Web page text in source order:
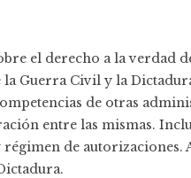
el derecho a la verdad
la Guerra Civil y la
de otras
entre las mismas.
de autorizaciones.